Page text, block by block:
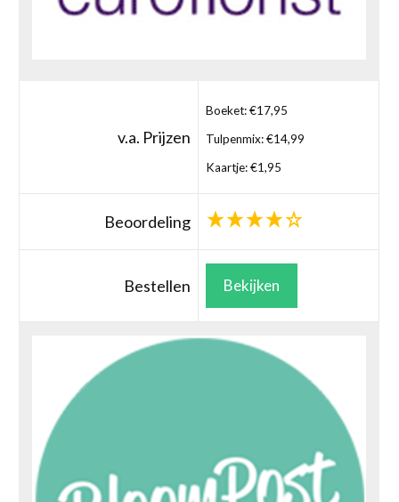
v.a. Prijzen
Boeket: €17,95
Tulpenmix: €14,99
Kaartje: €1,95
Beoordeling
Bestellen Bekijken